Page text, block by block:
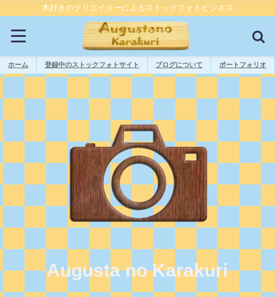
木好きのクリエイターによるストックフォトビジネス
ホーム 登録中のストックフォトサイト ブログについて ポートフォリオ
Augusta no Karakuri